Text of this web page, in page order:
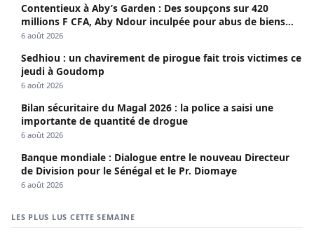
Contentieux à Aby’s Garden : Des soupçons sur 420
millions F CFA, Aby Ndour inculpée pour abus de biens
sociaux
6 août 2026
Sedhiou : un chavirement de pirogue fait trois victimes ce
jeudi à Goudomp
6 août 2026
Bilan sécuritaire du Magal 2026 : la police a saisi une
importante de quantité de drogue
6 août 2026
Banque mondiale : Dialogue entre le nouveau Directeur
de Division pour le Sénégal et le Pr. Diomaye
6 août 2026
LES PLUS LUS CETTE SEMAINE